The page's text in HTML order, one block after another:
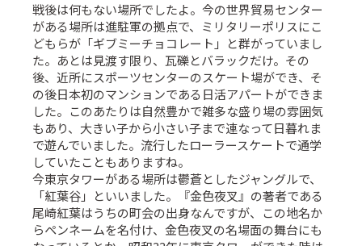
戦後は何もない場所でしたよ。今の世界貿易センター
がある場所は進駐軍の拠点で、ミリタリーポリスにこ
どもらが「ギブミーチョコレート」と群がっていまし
た。あとは見渡す限り、瓦礫とバラックだけ。その
後、近所にスポーツセンターのスケート場ができ、そ
の後日本初のマンションである日活アパートができま
した。このあたりは自然豊かで雑多な盛り場の雰囲気
もあり、大きい子から小さい子まで連なって日暮れま
で遊んでいました。流行したローラースケートで通学
していたこともありますね。
今東京タワーがある場所は鬱蒼としたジャングルで、
「紅葉谷」といいました。『金色夜叉』の著者である
尾崎紅葉はうちの町会の出身なんですが、この地名か
らペンネームを名付け、金色夜叉の名場面の舞台にも